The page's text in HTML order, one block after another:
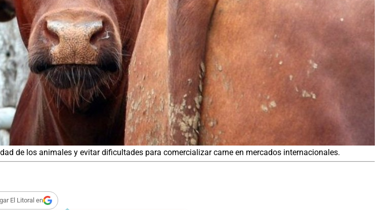
de los animales y evitar dificultades para comercializar carne en mercados internacionales.
El Litoral en